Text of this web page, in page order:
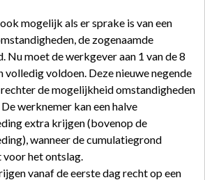
mogelijk als er sprake is van een
de zogenaamde
Nu moet de werkgever aan 1 van de 8
volledig voldoen. Deze nieuwe negende
de mogelijkheid omstandigheden
werknemer kan een halve
extra krijgen (bovenop de
wanneer de cumulatiegrond
het ontslag.
vanaf de eerste dag recht op een